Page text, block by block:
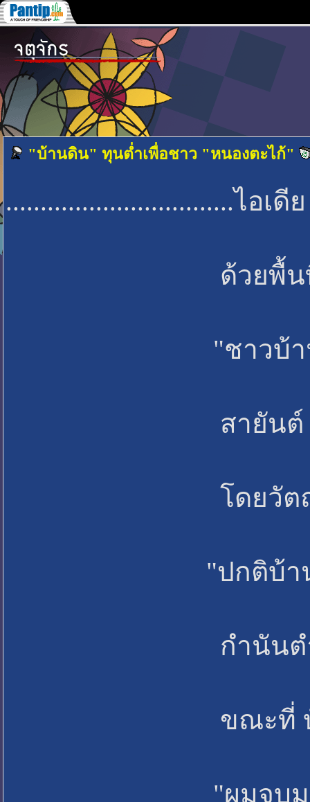
"บ้านดิน" ทุนต่ำเพื่อชาว "หนองตะไก้"
.................................ไอ
ด้วยพื้นที่แห้งแล้งกันดา
"ชาวบ้านที่นี่ส่วนใหญ่มี
สายันต์ มลาวาสน์ กำนั
โดยวัตถุดิบประกอบด้ว
"ปกติบ้านดินไม่ต้องใช้
กำนันตำบลหนองตะไก้
ขณะที่ บ๊อบบี้ แดนตรี อ
"ผมจบมาทางด้านการ